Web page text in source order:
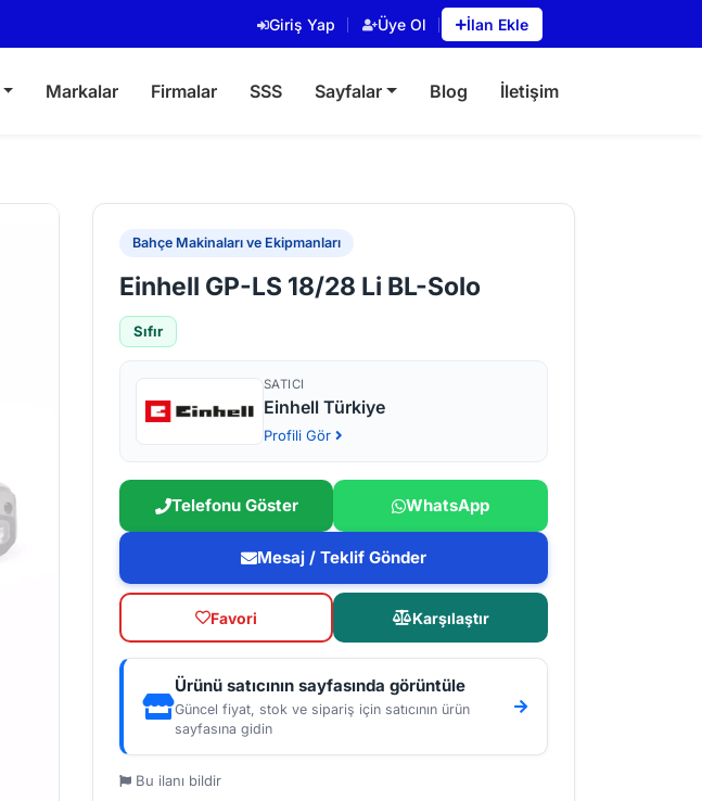
Giriş Yap Üye Ol İlan Ekle
Markalar Firmalar SSS Sayfalar Blog İletişim
Bahçe Makinaları ve Ekipmanları
Einhell GP-LS 18/28 Li BL-Solo
Sıfır
SATICI
Einhell Türkiye
Profili Gör
Telefonu Göster WhatsApp
Mesaj / Teklif Gönder
Favori Karşılaştır
Ürünü satıcının sayfasında görüntüle
Güncel fiyat, stok ve sipariş için satıcının ürün
sayfasına gidin
Bu ilanı bildir